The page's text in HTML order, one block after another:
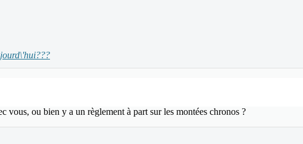
vous, ou bien y a un règlement à part sur les montées chronos ?